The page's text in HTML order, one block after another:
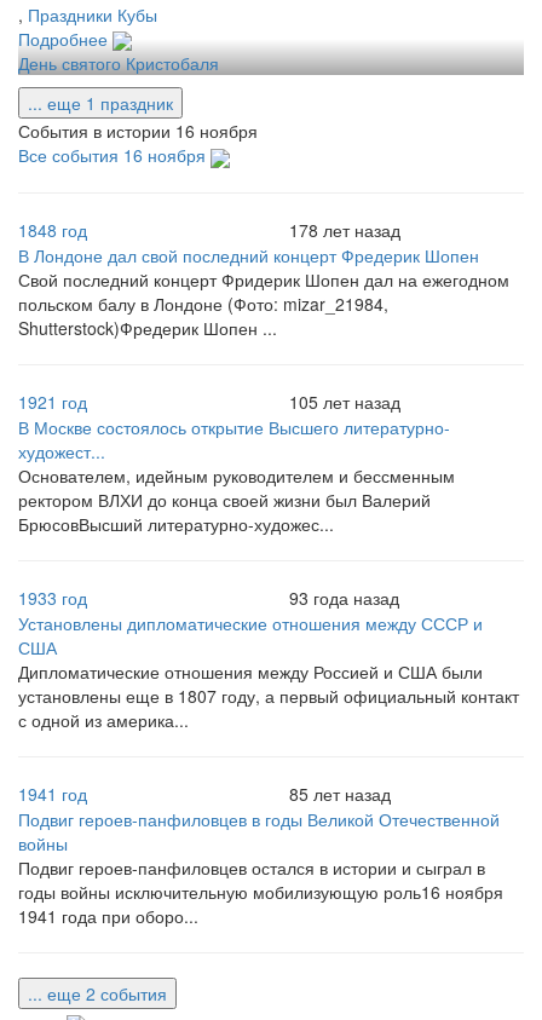
, Праздники Кубы
Подробнее
День святого Кристобаля
... еще 1 праздник
События в истории 16 ноября
Все события 16 ноября
1848 год
178 лет назад
В Лондоне дал свой последний концерт Фредерик Шопен
Свой последний концерт Фридерик Шопен дал на ежегодном
польском балу в Лондоне (Фото: mizar_21984,
Shutterstock)Фредерик Шопен ...
1921 год
105 лет назад
В Москве состоялось открытие Высшего литературно-
художест...
Основателем, идейным руководителем и бессменным
ректором ВЛХИ до конца своей жизни был Валерий
БрюсовВысший литературно-художес...
1933 год
93 года назад
Установлены дипломатические отношения между СССР и
США
Дипломатические отношения между Россией и США были
установлены еще в 1807 году, а первый официальный контакт
с одной из америка...
1941 год
85 лет назад
Подвиг героев-панфиловцев в годы Великой Отечественной
войны
Подвиг героев-панфиловцев остался в истории и сыграл в
годы войны исключительную мобилизующую роль16 ноября
1941 года при оборо...
... еще 2 события